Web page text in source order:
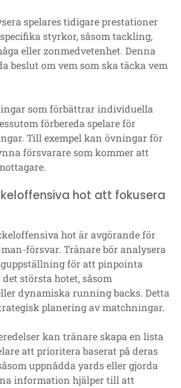
spelares tidigare prestationer
styrkor, såsom tackling,
eller zonmedvetenhet. Denna
beslut om vem som ska täcka vem
som förbättrar individuella
förbereda spelare för
Till exempel kan övningar för
försvarare som kommer att
hot att fokusera
hot är avgörande för
försvar. Tränare bör analysera
för att pinpointa
största hotet, såsom
dynamiska running backs. Detta
planering av matchningar.
kan tränare skapa en lista
att prioritera baserat på deras
uppnådda yards eller gjorda
information hjälper till att